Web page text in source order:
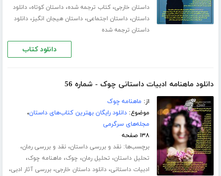
داستان خارجی،کتاب ترجمه شده،داستان کوتاه،دانلود
داستان،داستان اجتماعی،داستان هیجان انگیز،دانلود
داستان ترجمه شده
دانلود کتاب
دانلود ماهنامه ادبیات داستانی چوک - شماره 56
از: ماهنامه چوک
موضوع:دانلود رایگان بهترین کتاب‌های داستان،
مجله‌های سرگرمی
۱۳۸ صفحه
برچسب‌ها:نقد و بررسی داستان،نقد و بررسی رمان،
تحلیل داستان، تحلیل رمان، چوک، ماهنامه چوک،
ادبیات داستانی،دانلود داستان خارجی،بررسی آثار ادبی،